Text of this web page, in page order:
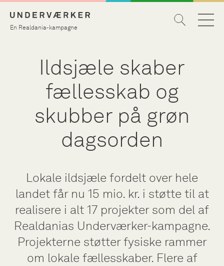
En Realdania-kampagne
Ildsjæle skaber
fællesskab og
skubber på grøn
dagsorden
Lokale ildsjæle fordelt over hele
landet får nu 15 mio. kr. i støtte til at
realisere i alt 17 projekter som del af
Realdanias Underværker-kampagne.
Projekterne støtter fysiske rammer
om lokale fællesskaber. Flere af